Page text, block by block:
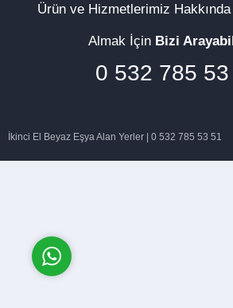
Ürün ve Hizmetlerimiz
Almak İçin Bizi
0 532 785
İkinci El Beyaz Eşya Alan Yerler | 0 532 785 53 51